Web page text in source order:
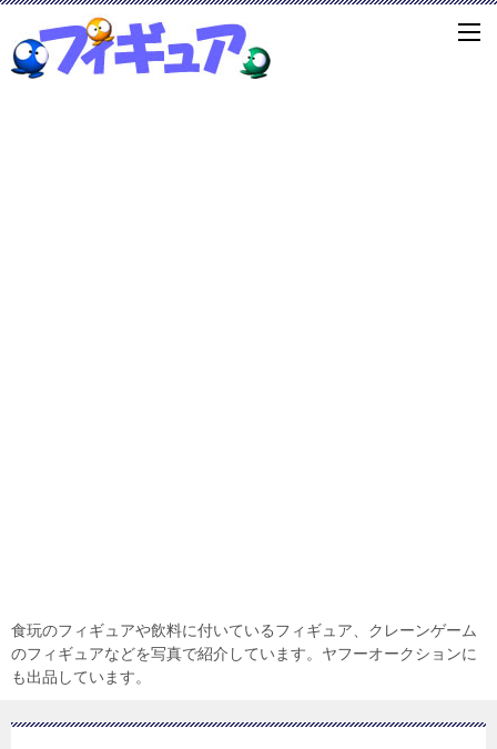
食玩のフィギュアや飲料に付いているフィギュア、クレーンゲーム
のフィギュアなどを写真で紹介しています。ヤフーオークションに
も出品しています。